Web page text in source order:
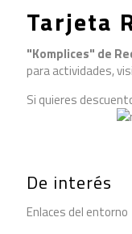
Tarjeta
"Komplices" de
para actividades,
Si quieres
De interés
Enlaces del entorno